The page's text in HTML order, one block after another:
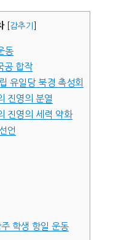
감추기
동
공 합작
유일당 북경 촉성회
진영의 분열
진영의 세력 약화
언
주 학생 항일 운동